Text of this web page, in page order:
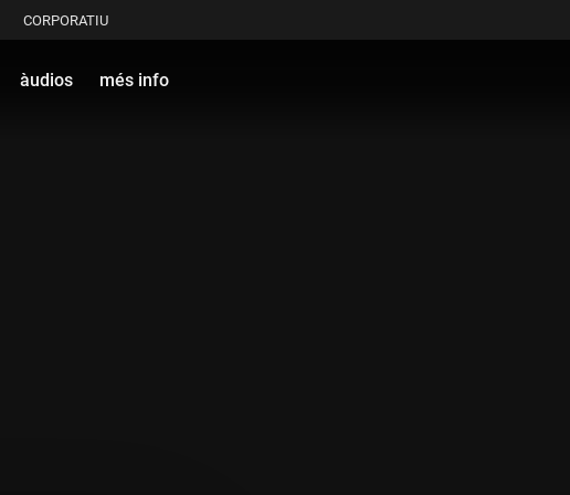
CORPORATIU
àudios més info